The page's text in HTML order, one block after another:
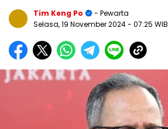
Tim Keng Po
- Pewarta
Selasa, 19 November 2024- 07:25 WIB